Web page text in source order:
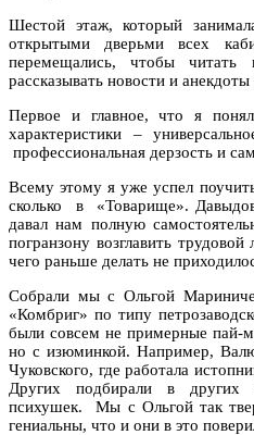
Шестой этаж, который
открытыми дверьми всех
перемещались, чтобы читать
рассказывать новости и
Первое и главное, что я
характеристики –
профессиональная дерзость и
Всему этому я уже успел
сколько в «Товарище».
давал нам полную
погранзону возглавить
чего раньше делать не
Собрали мы с Ольгой
«Комбриг» по типу
были совсем не примерные пай-
но с изюминкой. Например,
Чуковского, где работала
Других подбирали в других
психушек. Мы с Ольгой так
гениальны, что и они в это